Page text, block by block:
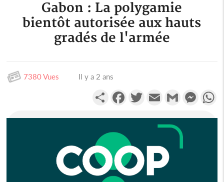
Gabon : La polygamie
bientôt autorisée aux hauts
gradés de l'armée
7380 Vues Il y a 2 ans
PartagerFacebookTwitterEmail Gmail